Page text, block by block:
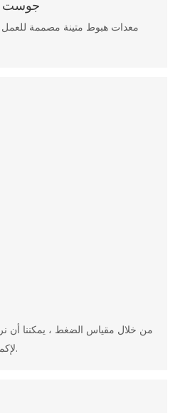
جوست
معدات هبوط متينة مصممة
من خلال مقياس الضغط ، يمكننا أن
لإكمال التفريغ بشكل أفضل.